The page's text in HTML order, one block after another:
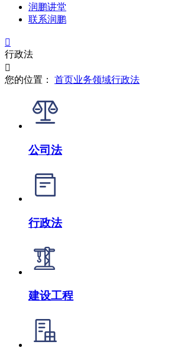
润鹏讲堂
联系润鹏

行政法

您的位置：
首页业务领域行政法
公司法
行政法
建设工程